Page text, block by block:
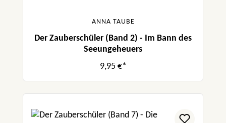
ANNA TAUBE
Der Zauberschüler (Band 2) - Im Bann des
Seeungeheuers
9,95 €*